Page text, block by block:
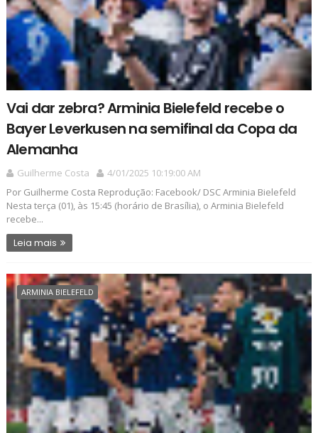
Vai dar zebra? Arminia Bielefeld recebe o
Bayer Leverkusen na semifinal da Copa da
Alemanha
Guilherme Costa
4/01/2025 10:19:00 AM
Por Guilherme Costa Reprodução: Facebook/ DSC Arminia Bielefeld
Nesta terça (01), às 15:45 (horário de Brasília), o Arminia Bielefeld
recebe...
Leia mais
ARMINIA BIELEFELD